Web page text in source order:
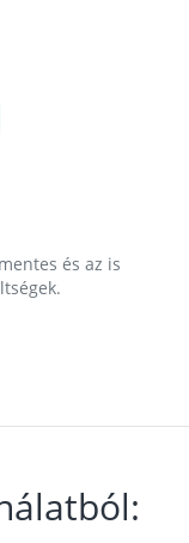
és az is